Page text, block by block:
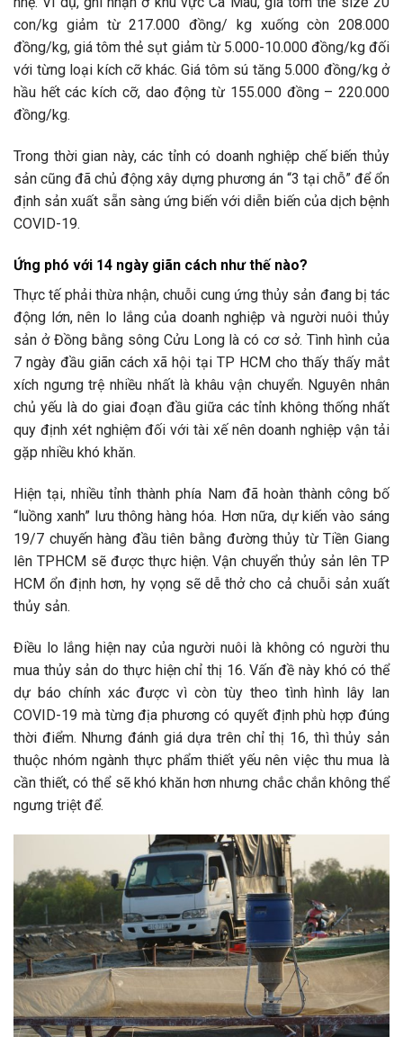
con/kg giảm từ 217.000 đồng/ kg xuống còn 208.000
đồng/kg, giá tôm thẻ sụt giảm từ 5.000-10.000 đồng/kg đối
với từng loại kích cỡ khác. Giá tôm sú tăng 5.000 đồng/kg ở
hầu hết các kích cỡ, dao động từ 155.000 đồng – 220.000
đồng/kg.
Trong thời gian này, các tỉnh có doanh nghiệp chế biến thủy
sản cũng đã chủ động xây dựng phương án “3 tại chỗ” để ổn
định sản xuất sẵn sàng ứng biến với diễn biến của dịch bệnh
COVID-19.
Ứng phó với 14 ngày giãn cách như thế nào?
Thực tế phải thừa nhận, chuỗi cung ứng thủy sản đang bị tác
động lớn, nên lo lắng của doanh nghiệp và người nuôi thủy
sản ở Đồng bằng sông Cửu Long là có cơ sở. Tình hình của
7 ngày đầu giãn cách xã hội tại TP HCM cho thấy thấy mắt
xích ngưng trệ nhiều nhất là khâu vận chuyển. Nguyên nhân
chủ yếu là do giai đoạn đầu giữa các tỉnh không thống nhất
quy định xét nghiệm đối với tài xế nên doanh nghiệp vận tải
gặp nhiều khó khăn.
Hiện tại, nhiều tỉnh thành phía Nam đã hoàn thành công bố
“luồng xanh” lưu thông hàng hóa. Hơn nữa, dự kiến vào sáng
19/7 chuyến hàng đầu tiên bằng đường thủy từ Tiền Giang
lên TPHCM sẽ được thực hiện. Vận chuyển thủy sản lên TP
HCM ổn định hơn, hy vọng sẽ dễ thở cho cả chuỗi sản xuất
thủy sản.
Điều lo lắng hiện nay của người nuôi là không có người thu
mua thủy sản do thực hiện chỉ thị 16. Vấn đề này khó có thể
dự báo chính xác được vì còn tùy theo tình hình lây lan
COVID-19 mà từng địa phương có quyết định phù hợp đúng
thời điểm. Nhưng đánh giá dựa trên chỉ thị 16, thì thủy sản
thuộc nhóm ngành thực phẩm thiết yếu nên việc thu mua là
cần thiết, có thể sẽ khó khăn hơn nhưng chắc chắn không thể
ngưng triệt để.